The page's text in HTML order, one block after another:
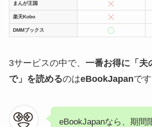
まんが王国
楽天Kobo
DMMブックス
3サービスの中で、 一番お得に「夫
で」を読めるのはeBookJapanです
eBookJapanなら、期間